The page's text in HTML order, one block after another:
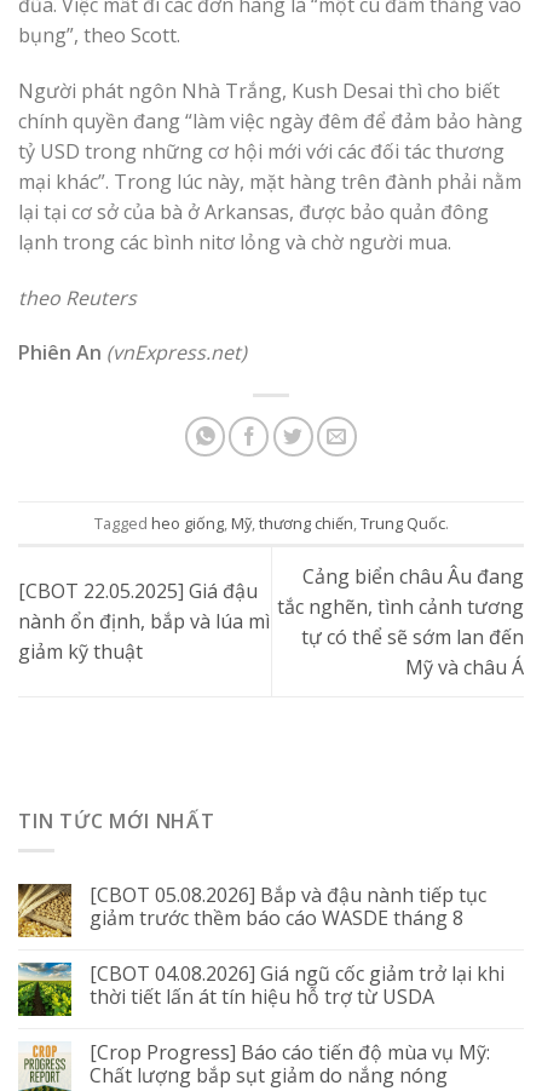
bụng”, theo Scott.
Người phát ngôn Nhà Trắng, Kush Desai thì cho biết
chính quyền đang “làm việc ngày đêm để đảm bảo hàng
tỷ USD trong những cơ hội mới với các đối tác thương
mại khác”. Trong lúc này, mặt hàng trên đành phải nằm
lại tại cơ sở của bà ở Arkansas, được bảo quản đông
lạnh trong các bình nitơ lỏng và chờ người mua.
theo Reuters
Phiên An (vnExpress.net)
Tagged heo giống, Mỹ,thương chiến,Trung Quốc.
[CBOT 22.05.2025] Giá đậu
nành ổn định, bắp và lúa mì
giảm kỹ thuật
Cảng biển châu Âu đang
tắc nghẽn, tình cảnh tương
tự có thể sẽ sớm lan đến
Mỹ và châu Á
TIN TỨC MỚI NHẤT
[CBOT 05.08.2026] Bắp và đậu nành tiếp tục
giảm trước thềm báo cáo WASDE tháng 8
[CBOT 04.08.2026] Giá ngũ cốc giảm trở lại khi
thời tiết lấn át tín hiệu hỗ trợ từ USDA
[Crop Progress] Báo cáo tiến độ mùa vụ Mỹ:
Chất lượng bắp sụt giảm do nắng nóng